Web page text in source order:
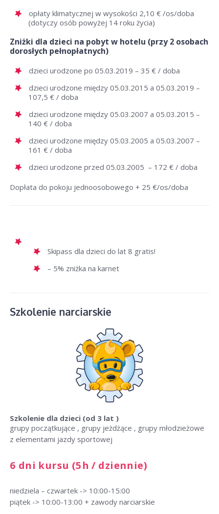
opłaty klimatycznej w wysokości 2,10 € /os/doba
(dotyczy osób powyżej 14 roku życia)
Zniżki dla dzieci na pobyt w hotelu (przy 2 osobach
dorosłych pełnopłatnych)
dzieci urodzone po 05.03.2019 – 35 € / doba
dzieci urodzone między 05.03.2015 a 05.03.2019 –
107,5 € / doba
dzieci urodzone między 05.03.2007 a 05.03.2015 –
140 € / doba
dzieci urodzone między 05.03.2005 a 05.03.2007 –
161 € / doba
dzieci urodzone przed 05.03.2005 – 172 € / doba
Dopłata do pokoju jednoosobowego + 25 €/os/doba
Skipass dla dzieci do lat 8 gratis!
– 5% zniżka na karnet
Szkolenie narciarskie
Szkolenie dla dzieci (od 3 lat )
grupy początkujące , grupy jeżdżące , grupy młodzieżowe
z elementami jazdy sportowej
6 dni kursu (5h / dziennie)
niedziela – czwartek -> 10:00-15:00
piątek -> 10:00-13:00 + zawody narciarskie